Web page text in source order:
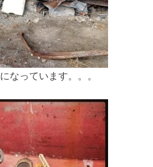
なっています。。。